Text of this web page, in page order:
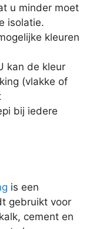
u minder moet
isolatie.
kleuren
kan de kleur
(vlakke of
bij iedere
is een
gebruikt voor
cement en